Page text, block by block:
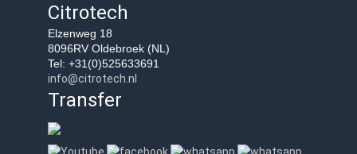
Citrotech
Elzenweg 18
8096RV Oldebroek (NL)
Tel: +31(0)525633691
info@citrotech.nl
Transfer